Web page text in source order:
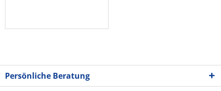
Persönliche Beratung